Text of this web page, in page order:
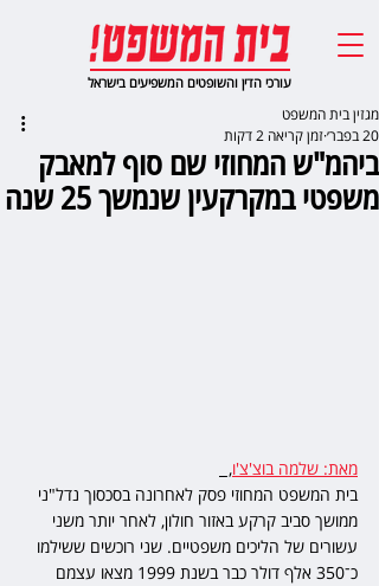
עורכי הדין והשופטים המשפיעים בישראל
ביהמ"ש המחוזי שם סוף למאבק
משפטי במקרקעין שנמשך 25 שנה
מגזין בית המשפט
20 בפבר׳
זמן קריאה 2 דקות
מאת: שלמה בוצ'צ'ו,
בית המשפט המחוזי פסק לאחרונה בסכסוך נדל"ני
ממושך סביב קרקע באזור חולון, לאחר יותר משני
עשורים של הליכים משפטיים. שני רוכשים ששילמו
כ־350 אלף דולר כבר בשנת 1999 מצאו עצמם